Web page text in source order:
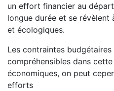
un effort financier au
longue durée et se révèlent
et écologiques.
Les contraintes
compréhensibles dans
économiques, on peut
efforts